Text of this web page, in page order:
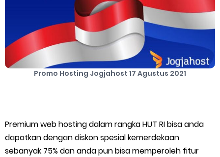
Cara Mengatasi Aplikasi Gojek Mengalami Gangguan
Monday, 10 August
Promo Hosting Jogjahost 17 Agustus 2021
Premium web hosting dalam rangka HUT RI bisa anda
dapatkan dengan diskon spesial kemerdekaan
sebanyak 75% dan anda pun bisa memperoleh fitur